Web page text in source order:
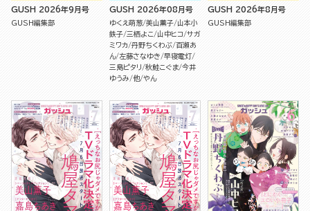
GUSH 2026年9月号
GUSH編集部
GUSH 2026年08月号
ゆくえ萌葱 美山薫子 山本小
鉄子 三栖よこ 山中ヒコ サガ
ミワカ 丹野ちくわぶ 百瀬あ
ん 左藤さなゆき 早寝電灯
三島ピタリ 秋鮭こぐま 今井
ゆうみ 他 やん
GUSH 2026年8月号
GUSH編集部